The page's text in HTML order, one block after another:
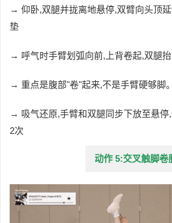
→ 仰卧,双腿并拢离地悬停,双臂向头顶
垫
→ 呼气时手臂划弧向前,上背卷起,双腿
→ 重点是腹部"卷"起来,不是手臂硬够脚
→ 吸气还原,手臂和双腿同步下放至悬停
2次
动作 5:交叉触脚卷